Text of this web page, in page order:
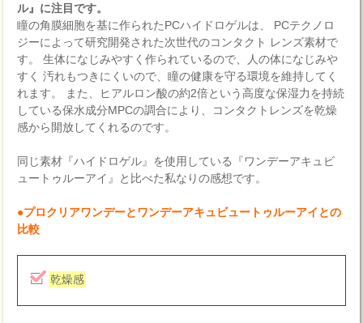
ル』に注目です。
瞳の角膜細胞を基に作られたPCハイドロゲルは、 PCテクノロ
ジーによって研究開発された次世代のコンタクト レンズ素材で
す。 生体になじみやすく作られているので、人の体になじみや
すく 汚れもつきにくいので、瞳の健康を守る環境を維持してく
れます。 また、ヒアルロン酸の約2倍という高度な保湿力を持続
している保水成分MPCの調合により、コンタクトレンズを乾燥
感から開放してくれるのです。
同じ素材『ハイドロゲル』を使用している『ワンデーアキュビ
ュートゥルーアイ』と比べた私なりの感想です。
●プロクリアワンデーとワンデーアキュビュートゥルーアイとの
比較
乾燥感